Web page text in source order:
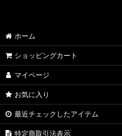
ホーム
ショッピングカート
マイページ
お気に入り
最近チェックしたアイテム
特定商取引法表示